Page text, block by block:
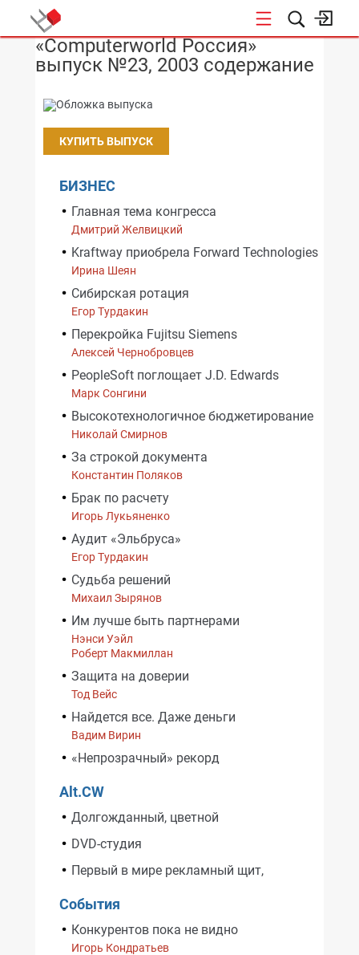
«Computerworld Россия»
выпуск №23, 2003 содержание
КУПИТЬ ВЫПУСК
БИЗНЕС
Главная тема конгресса
Дмитрий Желвицкий
Kraftway приобрела Forward Technologies
Ирина Шеян
Сибирская ротация
Егор Турдакин
Перекройка Fujitsu Siemens
Алексей Чернобровцев
PeopleSoft поглощает J.D. Edwards
Марк Сонгини
Высокотехнологичное бюджетирование
Николай Смирнов
За строкой документа
Константин Поляков
Брак по расчету
Игорь Лукьяненко
Аудит «Эльбруса»
Егор Турдакин
Судьба решений
Михаил Зырянов
Им лучше быть партнерами
Нэнси Уэйл
Роберт Макмиллан
Защита на доверии
Тод Вейс
Найдется все. Даже деньги
Вадим Вирин
«Непрозрачный» рекорд
Alt.CW
Долгожданный, цветной
DVD-студия
Первый в мире рекламный щит,
События
Конкурентов пока не видно
Игорь Кондратьев